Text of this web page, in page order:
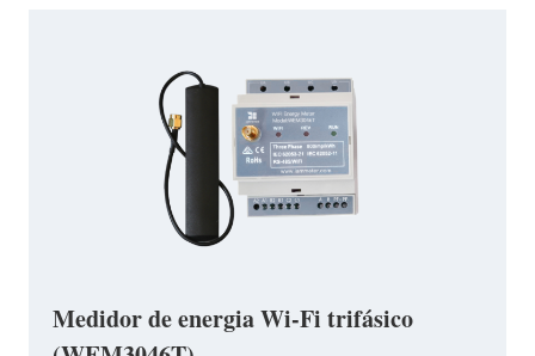
Medidor de energia Wi-Fi trifásico